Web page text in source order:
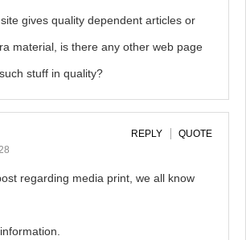
gives quality dependent articles or
material, is there any other web page
stuff in quality?
REPLY QUOTE
regarding media print, we all know